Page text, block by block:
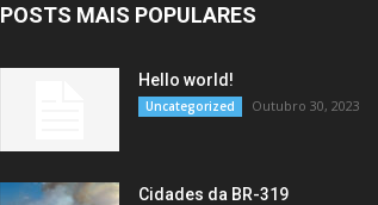
POSTS MAIS POPULARES
Hello world!
Uncategorized Outubro 30, 2023
Cidades da BR-319